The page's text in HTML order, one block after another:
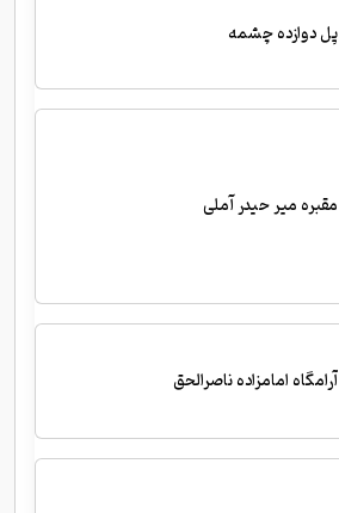
پل دوازده چشمه
مقبره میر حیدر آملی
آرامگاه امامزاده ناصرالحق